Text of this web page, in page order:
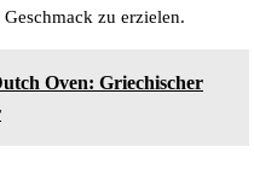
zu erzielen.
Oven: Griechischer